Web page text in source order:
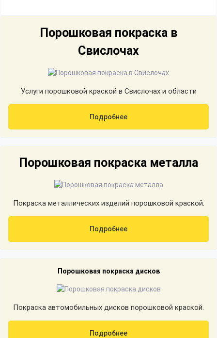
Порошковая покраска в
Свислочах
Услуги порошковой краской в Свислочах и области
Подробнее
Порошковая покраска металла
Покраска металлических изделий порошковой краской.
Подробнее
Порошковая покраска дисков
Покраска автомобильных дисков порошковой краской.
Подробнее